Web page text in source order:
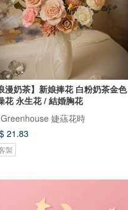
漫奶茶】新娘捧花 白粉奶茶金色
花 永生花 / 結婚胸花
婕蕬花時
21.83
製